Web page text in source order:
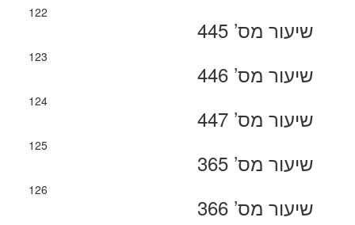
122
שיעור מס’ 445
123
שיעור מס’ 446
124
שיעור מס’ 447
125
שיעור מס’ 365
126
שיעור מס’ 366